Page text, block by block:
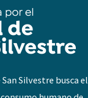
Silvestre busca el